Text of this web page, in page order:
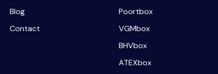
Blog
Contact
Poortbox
VGMbox
BHVbox
ATEXbox